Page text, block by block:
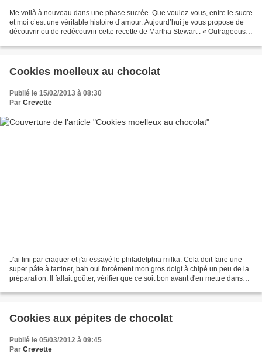
Me voilà à nouveau dans une phase sucrée. Que voulez-vous, entre le sucre
et moi c’est une véritable histoire d’amour. Aujourd’hui je vous propose de
découvrir ou de redécouvrir cette recette de Martha Stewart : « Outrageous
Cookies moelleux au chocolat
Publié le 15/02/2013 à 08:30
Par Crevette
J'ai fini par craquer et j'ai essayé le philadelphia milka. Cela doit faire une
super pâte à tartiner, bah oui forcément mon gros doigt à chipé un peu de la
préparation. Il fallait goûter, vérifier que ce soit bon avant d'en mettre dans
Cookies aux pépites de chocolat
Publié le 05/03/2012 à 09:45
Par Crevette